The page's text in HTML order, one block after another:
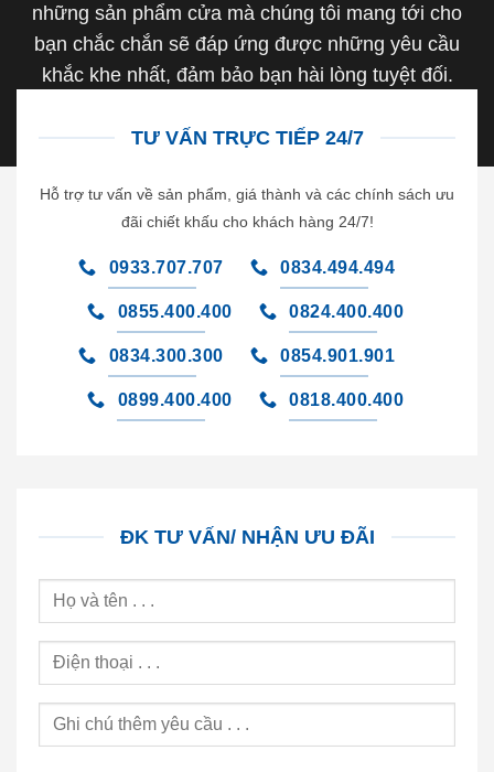
những sản phẩm cửa mà chúng tôi mang tới cho
bạn chắc chắn sẽ đáp ứng được những yêu cầu
khắc khe nhất, đảm bảo bạn hài lòng tuyệt đối.
TƯ VẤN TRỰC TIẾP 24/7
Hỗ trợ tư vấn về sản phẩm, giá thành và các chính sách ưu
đãi chiết khấu cho khách hàng 24/7!
0933.707.707 0834.494.494
0855.400.400 0824.400.400
0834.300.300 0854.901.901
0899.400.400 0818.400.400
ĐK TƯ VẤN/ NHẬN ƯU ĐÃI